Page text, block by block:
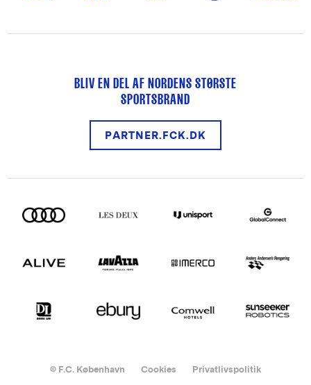
BLIV EN DEL AF NORDENS STØRSTE
SPORTSBRAND
PARTNER.FCK.DK
© F.C. København Cookies Privatlivspolitik